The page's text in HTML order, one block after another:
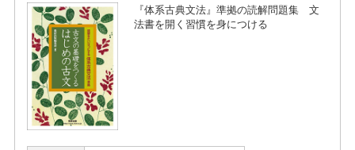
『体系古典文法』準拠の読解問題集 文
法書を開く習慣を身につける